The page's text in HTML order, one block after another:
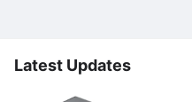
Latest Updates